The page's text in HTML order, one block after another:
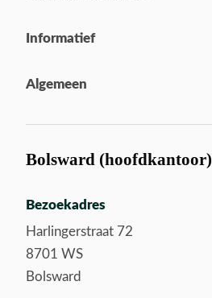
Informatief
Algemeen
Bolsward (hoofdkantoor)
Bezoekadres
Harlingerstraat 72
8701 WS
Bolsward